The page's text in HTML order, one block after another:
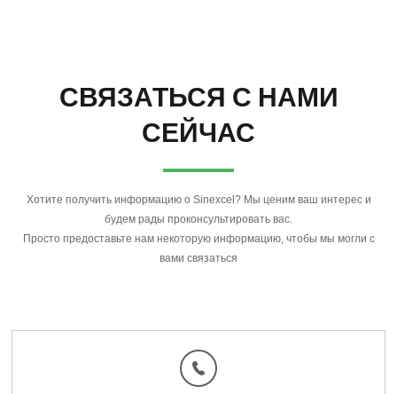
СВЯЗАТЬСЯ С НАМИ
СЕЙЧАС
Хотите получить информацию о Sinexcel? Мы ценим ваш интерес и
будем рады проконсультировать вас.
Просто предоставьте нам некоторую информацию, чтобы мы могли с
вами связаться